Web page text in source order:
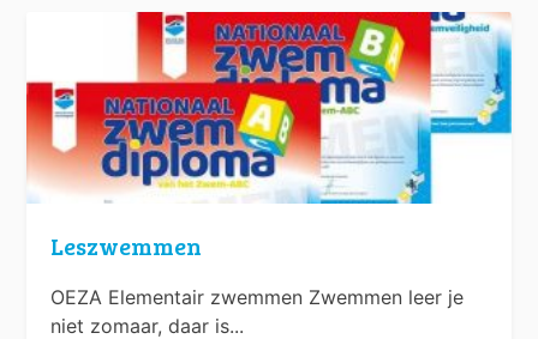
Leszwemmen
OEZA Elementair zwemmen Zwemmen leer je
niet zomaar, daar is...